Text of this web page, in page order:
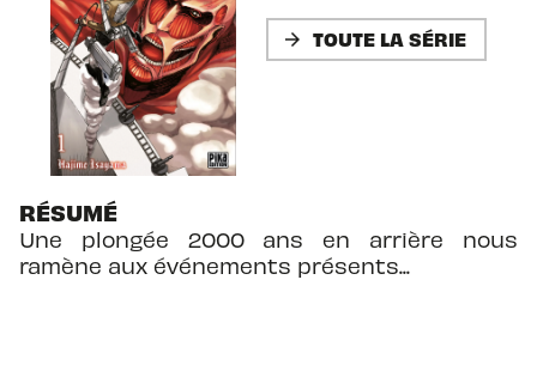
arrow_forward TOUTE LA SÉRIE
RÉSUMÉ
Une plongée 2000 ans en arrière nous
ramène aux événements présents...